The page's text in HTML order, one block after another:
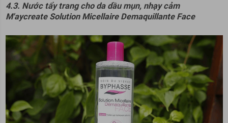
4.3. Nước tẩy trang cho da dầu mụn, nhạy cảm
M'aycreate Solution Micellaire Demaquillante Face